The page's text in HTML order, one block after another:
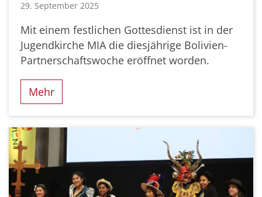
29. September 2025
Mit einem festlichen Gottesdienst ist in der
Jugendkirche MIA die diesjährige Bolivien-
Partnerschaftswoche eröffnet worden.
Mehr